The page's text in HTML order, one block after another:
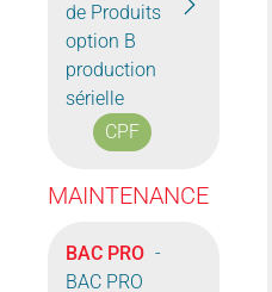
de Produits
option B
production
sérielle
CPF
MAINTENANCE
BAC PRO -
BAC PRO